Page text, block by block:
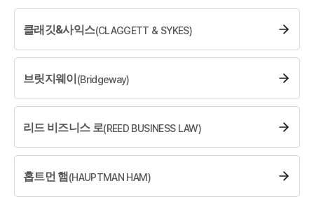
공지사항
법률 블로그
법률서식
뉴스레터/브로슈어
대륜법률상담예약
클래깃&사익스(CLAGGETT & SYKES)
브릿지웨이(Bridgeway)
리드 비즈니스 로(REED BUSINESS LAW)
홉트먼 햄(HAUPTMAN HAM)